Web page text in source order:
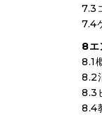
7.3
7.4
8エ
8.1
8.2
8.3
8.4